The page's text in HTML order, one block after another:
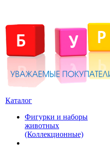
Каталог
Фигурки и наборы
животных
(Коллекционные)